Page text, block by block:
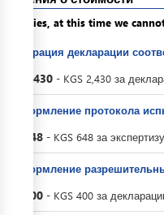
Apologies, at this time we
Регистрация декларации
2,430 - KGS 2,430 за
За оформление протокола
648 - KGS 648 за экспертизу
За оформление
400 - KGS 400 за